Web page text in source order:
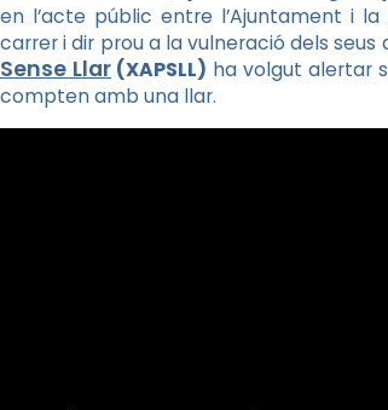
en l’acte públic entre l’Ajuntament i
carrer i dir prou a la vulneració dels seus
Sense Llar (XAPSLL) ha volgut alertar
compten amb una llar.